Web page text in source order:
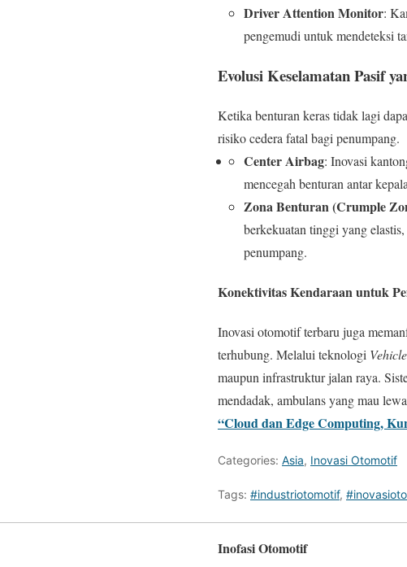
Driver Attention Monitor:
pengemudi untuk mendeteksi
Evolusi Keselamatan Pasif
Ketika benturan keras tidak lagi
risiko cedera fatal bagi penumpang.
Center Airbag: Inovasi
mencegah benturan antar
Zona Benturan (Crumple
berkekuatan tinggi yang
penumpang.
Konektivitas Kendaraan untuk
Inovasi otomotif terbaru juga
terhubung. Melalui teknologi
maupun infrastruktur jalan raya.
mendadak, ambulans yang mau
“Cloud dan Edge Computing,
Categories: Asia, Inovasi Otomotif
Tags: #industriotomotif,
Inofasi Otomotif